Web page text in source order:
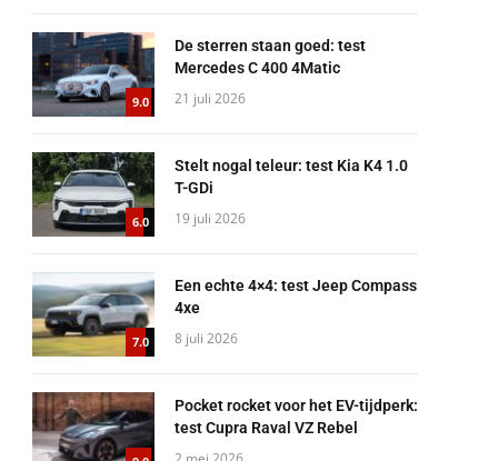
9.0
De sterren staan goed: test
Mercedes C 400 4Matic
21 juli 2026
6.0
Stelt nogal teleur: test Kia K4 1.0
T-GDi
19 juli 2026
7.0
Een echte 4×4: test Jeep Compass
4xe
8 juli 2026
Pocket rocket voor het EV-tijdperk:
test Cupra Raval VZ Rebel